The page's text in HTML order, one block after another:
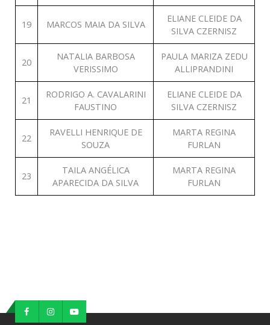
19 MARCOS MAIA DA SILVA
ELIANE CLEIDE DA
SILVA CZERNISZ
20
NATALIA BARBOSA
VERISSIMO
PAULA MARIZA ZEDU
ALLIPRANDINI
21
RODRIGO A. CAVALARINI
FAUSTINO
ELIANE CLEIDE DA
SILVA CZERNISZ
22
RAVELLI HENRIQUE DE
SOUZA
MARTA REGINA
FURLAN
23
TAILA ANGÉLICA
APARECIDA DA SILVA
MARTA REGINA
FURLAN